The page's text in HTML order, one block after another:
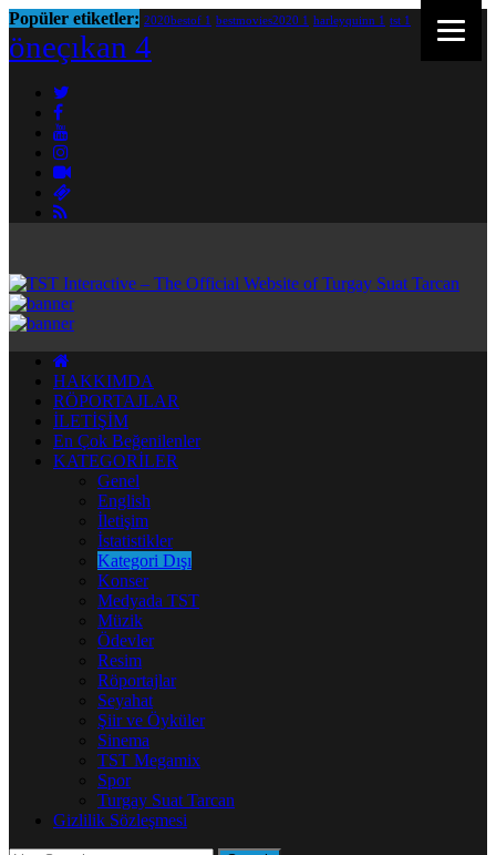
Popüler etiketler: 2020bestof 1 bestmovies2020 1 harleyquinn 1 tst 1
öneçıkan 4
HAKKIMDA
RÖPORTAJLAR
İLETİŞİM
En Çok Beğenilenler
KATEGORİLER
Genel
English
İletişim
İstatistikler
Kategori Dışı
Konser
Medyada TST
Müzik
Ödevler
Resim
Röportajlar
Seyahat
Şiir ve Öyküler
Sinema
TST Megamix
Spor
Turgay Suat Tarcan
Gizlilik Sözleşmesi